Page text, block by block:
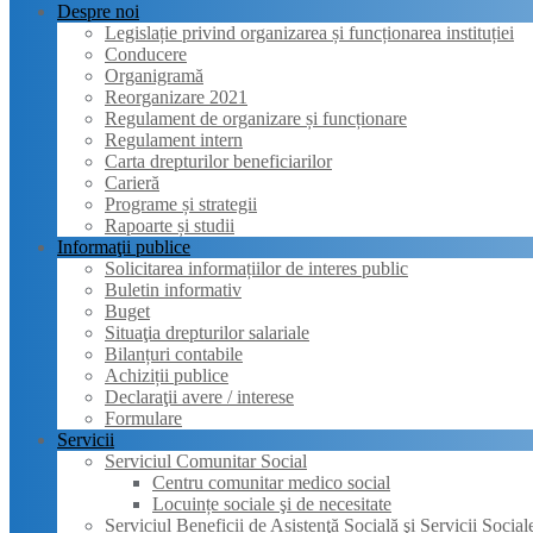
Despre noi
Legislație privind organizarea și funcționarea instituției
Conducere
Organigramă
Reorganizare 2021
Regulament de organizare și funcționare
Regulament intern
Carta drepturilor beneficiarilor
Carieră
Programe și strategii
Rapoarte și studii
Informaţii publice
Solicitarea informațiilor de interes public
Buletin informativ
Buget
Situaţia drepturilor salariale
Bilanțuri contabile
Achiziții publice
Declaraţii avere / interese
Formulare
Servicii
Serviciul Comunitar Social
Centru comunitar medico social
Locuințe sociale şi de necesitate
Serviciul Beneficii de Asistenţă Socială şi Servicii